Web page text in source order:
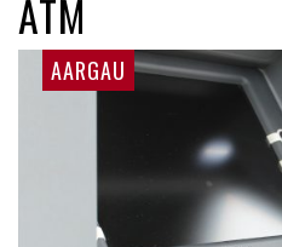
ATM
AARGAU